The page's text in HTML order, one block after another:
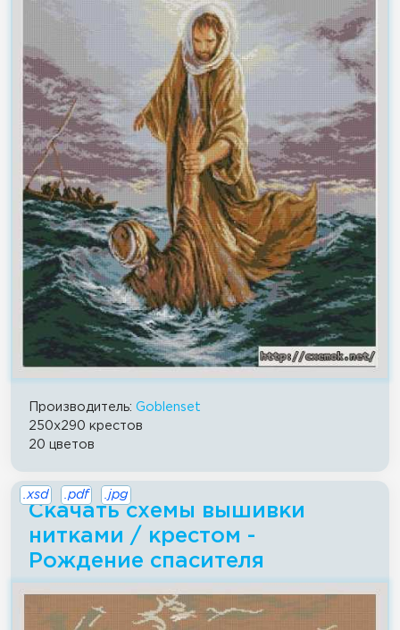
Производитель: Goblenset
250x290 крестов
20 цветов
Скачать схемы вышивки
нитками / крестом -
Рождение спасителя
.xsd .pdf .jpg